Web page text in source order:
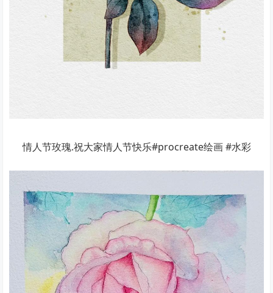
情人节玫瑰.祝大家情人节快乐#procreate绘画 #水彩